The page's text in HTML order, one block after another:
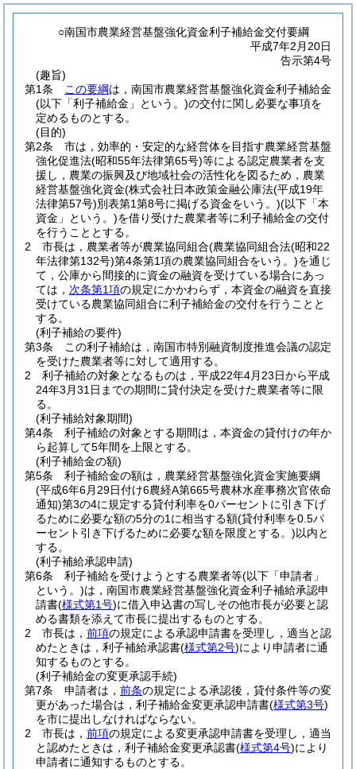
○南国市農業経営基盤強化資金利子補給金交付要綱
平成7年2月20日
告示第4号
(趣旨)
第1条
この要綱は，南国市農業経営基盤強化資金利子補給金
(以下「利子補給金」という。)の交付に関し必要な事項を
定めるものとする。
(目的)
第2条
市は，効率的・安定的な経営体を目指す農業経営基盤
強化促進法(昭和55年法律第65号)等による認定農業者を支
援し，農業の振興及び地域社会の活性化を図るため，農業
経営基盤強化資金(株式会社日本政策金融公庫法(平成19年
法律第57号)別表第1第8号に掲げる資金をいう。)(以下「本
資金」という。)を借り受けた農業者等に利子補給金の交付
を行うこととする。
2
市長は，農業者等が農業協同組合(農業協同組合法(昭和22
年法律第132号)第4条第1項の農業協同組合をいう。)を通じ
て，公庫から間接的に資金の融資を受けている場合にあっ
ては， 次条第1項の規定にかかわらず，本資金の融資を直接
受けている農業協同組合に利子補給金の交付を行うことと
する。
(利子補給の要件)
第3条
この利子補給は，南国市特別融資制度推進会議の認定
を受けた農業者等に対して適用する。
2
利子補給の対象となるものは，平成22年4月23日から平成
24年3月31日までの期間に貸付決定を受けた農業者等に限
る。
(利子補給対象期間)
第4条
利子補給の対象とする期間は，本資金の貸付けの年か
ら起算して5年間を上限とする。
(利子補給金の額)
第5条
利子補給金の額は，農業経営基盤強化資金実施要綱
(平成6年6月29日付け6農経A第665号農林水産事務次官依命
通知)第3の4に規定する貸付利率を0パーセントに引き下げ
るために必要な額の5分の1に相当する額(貸付利率を0.5パ
ーセント引き下げるために必要な額を限度とする。)以内と
する。
(利子補給承認申請)
第6条
利子補給を受けようとする農業者等(以下「申請者」
という。)は，南国市農業経営基盤強化資金利子補給承認申
請書(様式第1号)に借入申込書の写しその他市長が必要と認
める書類を添えて市長に提出するものとする。
2
市長は， 前項の規定による承認申請書を受理し，適当と認
めたときは，利子補給承認書(様式第2号)により申請者に通
知するものとする。
(利子補給金の変更承認手続)
第7条
申請者は， 前条の規定による承認後，貸付条件等の変
更があった場合は，利子補給金変更承認申請書(様式第3号)
を市に提出しなければならない。
2
市長は， 前項の規定による変更承認申請書を受理し，適当
と認めたときは，利子補給金変更承認書(様式第4号)により
申請者に通知するものとする。